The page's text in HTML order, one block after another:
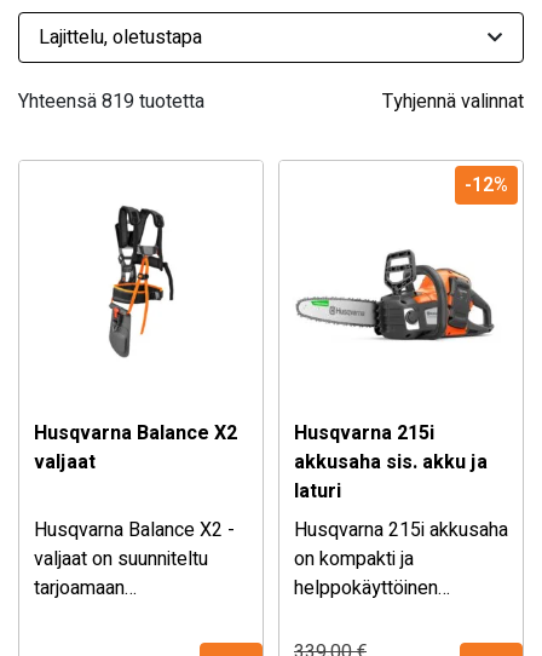
Yhteensä 819 tuotetta Tyhjennä valinnat
Husqvarna Balance X2
valjaat
Husqvarna Balance X2 -
valjaat on suunniteltu
tarjoamaan
-12%
Husqvarna 215i
akkusaha sis. akku ja
laturi
Husqvarna 215i akkusaha
on kompakti ja
helppokäyttöinen
puutarhatöihin,
40-C80 laturin.